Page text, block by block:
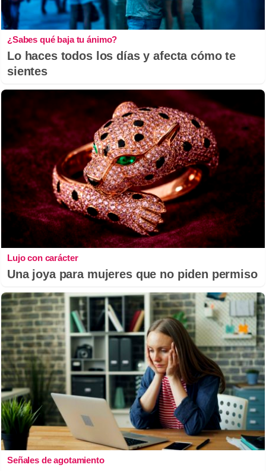
¿Sabes qué baja tu ánimo?
Lo haces todos los días y afecta cómo te
sientes
Lujo con carácter
Una joya para mujeres que no piden permiso
Señales de agotamiento